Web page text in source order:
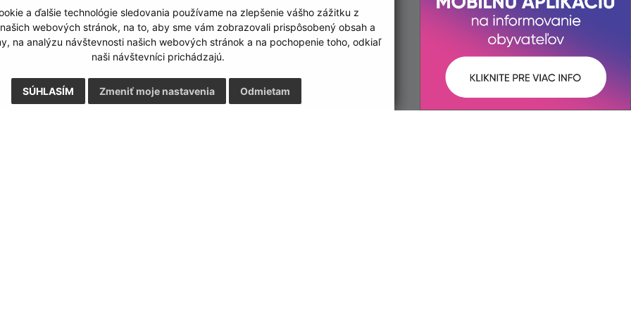
a ďalšie technológie sledovania používame na zlepšenie vášho zážitku z
webových stránok, na to, aby sme vám zobrazovali prispôsobený obsah a
na analýzu návštevnosti našich webových stránok a na pochopenie toho, odkiaľ
naši návštevníci prichádzajú.
SÚHLASÍM Odmietam
Zmeniť moje nastavenia
Google reCaptcha Response
Odoslať správu